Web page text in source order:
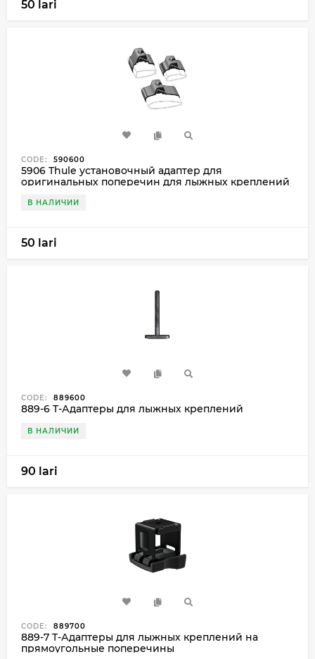
50 lari
CODE: 590600
5906 Thule установочный адаптер для
оригинальных поперечин для лыжных креплений
В НАЛИЧИИ
50 lari
CODE: 889600
889-6 T-Адаптеры для лыжных креплений
В НАЛИЧИИ
90 lari
CODE: 889700
889-7 T-Адаптеры для лыжных креплений на
прямоугольные поперечины